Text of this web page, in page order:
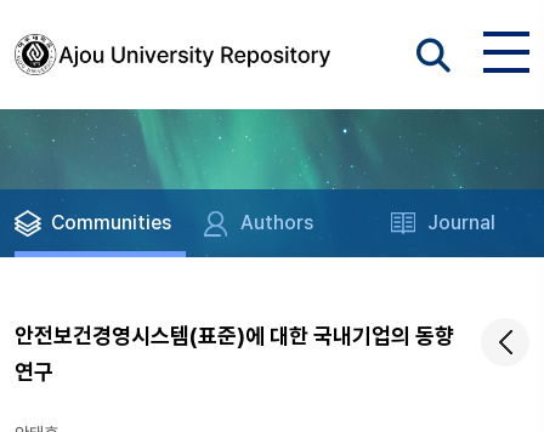
Communities Authors Journal
안전보건경영시스템(표준)에 대한 국내기업의 동향
연구